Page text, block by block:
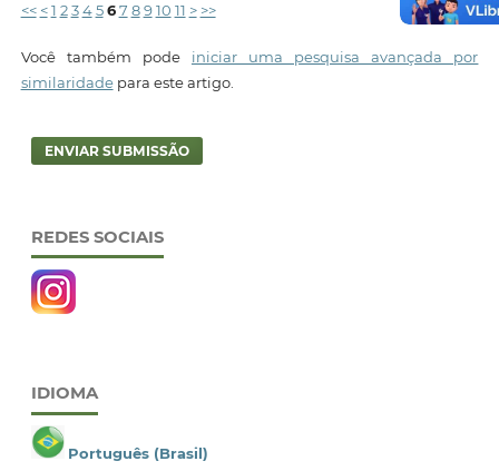
<< < 1 2 3 4 5 6 7 8 9 10 11 > >>
Você também pode iniciar uma pesquisa avançada por
similaridadepara este artigo.
ENVIAR SUBMISSÃO
REDES SOCIAIS
IDIOMA
Português (Brasil)